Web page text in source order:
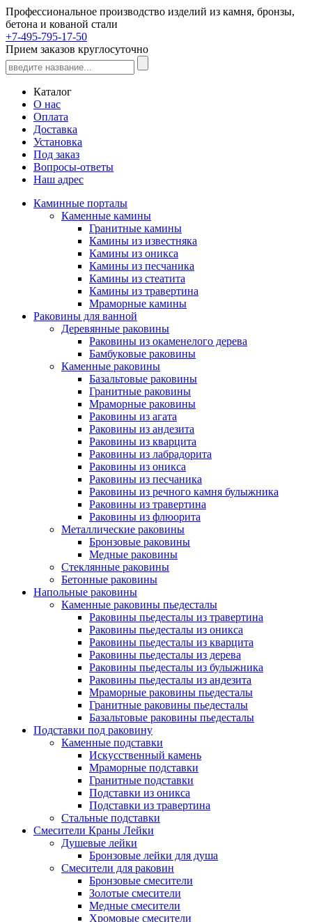
Профессиональное производство изделий из камня, бронзы,
бетона и кованой стали
+7-495-795-17-50
Прием заказов круглосуточно
Каталог
О нас
Оплата
Доставка
Установка
Под заказ
Вопросы-ответы
Наш адрес
Каминные порталы
Каменные камины
Гранитные камины
Камины из известняка
Камины из оникса
Камины из песчаника
Камины из стеатита
Камины из травертина
Мраморные камины
Раковины для ванной
Деревянные раковины
Раковины из окаменелого дерева
Бамбуковые раковины
Каменные раковины
Базальтовые раковины
Гранитные раковины
Мраморные раковины
Раковины из агата
Раковины из андезита
Раковины из кварцита
Раковины из лабрадорита
Раковины из оникса
Раковины из песчаника
Раковины из речного камня булыжника
Раковины из травертина
Раковины из флюорита
Металлические раковины
Бронзовые раковины
Медные раковины
Стеклянные раковины
Бетонные раковины
Напольные раковины
Каменные раковины пьедесталы
Раковины пьедесталы из травертина
Раковины пьедесталы из оникса
Раковины пьедесталы из кварцита
Раковины пьедесталы из дерева
Раковины пьедесталы из булыжника
Раковины пьедесталы из андезита
Мраморные раковины пьедесталы
Гранитные раковины пьедесталы
Базальтовые раковины пьедесталы
Подставки под раковину
Каменные подставки
Искусственный камень
Мраморные подставки
Гранитные подставки
Подставки из оникса
Подставки из травертина
Стальные подставки
Смесители Краны Лейки
Душевые лейки
Бронзовые лейки для душа
Смесители для раковин
Бронзовые смесители
Золотые смесители
Медные смесители
Хромовые смесители